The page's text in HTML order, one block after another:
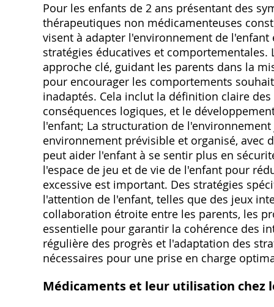
Pour les enfants de 2 ans présentant des
thérapeutiques non médicamenteuses
visent à adapter l'environnement de
stratégies éducatives et
approche clé, guidant les parents dans la
pour encourager les comportements
inadaptés. Cela inclut la définition claire
conséquences logiques, et le
l'enfant; La structuration de
environnement prévisible et organisé, avec
peut aider l'enfant à se sentir plus en
l'espace de jeu et de vie de l'enfant pour
excessive est important. Des stratégies
l'attention de l'enfant, telles que des jeux
collaboration étroite entre les parents, les
essentielle pour garantir la cohérence des
régulière des progrès et l'adaptation des
nécessaires pour une prise en charge
Médicaments et leur utilisation chez